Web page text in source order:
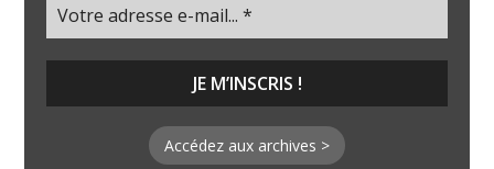
Accédez aux archives >